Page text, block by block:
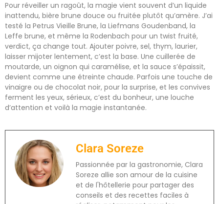
Pour réveiller un ragoût, la magie vient souvent d’un liquide
inattendu, bière brune douce ou fruitée plutôt qu’amère. J’ai
testé la Petrus Vieille Brune, la Liefmans Goudenband, la
Leffe brune, et même la Rodenbach pour un twist fruité,
verdict, ça change tout. Ajouter poivre, sel, thym, laurier,
laisser mijoter lentement, c’est la base. Une cuillerée de
moutarde, un oignon qui caramélise, et la sauce s’épaissit,
devient comme une étreinte chaude. Parfois une touche de
vinaigre ou de chocolat noir, pour la surprise, et les convives
ferment les yeux, sérieux, c’est du bonheur, une louche
d’attention et voilà la magie instantanée.
Clara Soreze
Passionnée par la gastronomie, Clara
Soreze allie son amour de la cuisine
et de l'hôtellerie pour partager des
conseils et des recettes faciles à